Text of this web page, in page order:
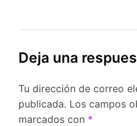
Deja una
Tu dirección de correo
publicada. Los campos
marcados con *